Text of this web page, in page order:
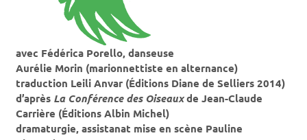
avec Fédérica Porello, danseuse
Aurélie Morin (marionnettiste en alternance)
traduction Leili Anvar (Éditions Diane de Selliers 2014)
d’après La Conférence des Oiseauxde Jean-Claude
Carrière (Éditions Albin Michel)
dramaturgie, assistanat mise en scène Pauline